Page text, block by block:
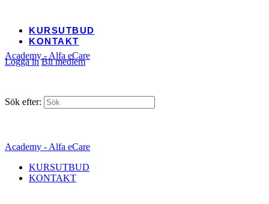
KURSUTBUD
KONTAKT
Logga in Bli medlem
Academy - Alfa eCare
Sök efter:
Academy - Alfa eCare
KURSUTBUD
KONTAKT